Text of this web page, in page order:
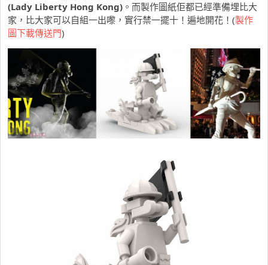
(Lady Liberty Hong Kong) 。而製作圖紙佢都已經準備埋比大
家，比大家可以自組一出嚟，實行禁一擺十！遍地開花！(製作
圖下載傳送門)